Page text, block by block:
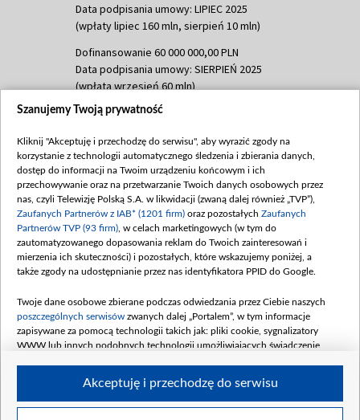
Data podpisania umowy: LIPIEC 2025
(wpłaty lipiec 160 mln, sierpień 10 mln)
Dofinansowanie 60 000 000,00 PLN
Data podpisania umowy: SIERPIEŃ 2025
(wpłata wrzesień 60 mln)
Dofinansowanie 635 783 051,21 PLN
(wpłata wrzesień 100 mln, październik 350
mln, listopad 265 mln)
Dofinansowanie 48 862 000,00 PLN
Data podpisania umowy: GRUDZIEŃ 2025
(wpłata grudzień 60,548 mln)
Dofinansowanie 900 000 000,00 PLN
Data podpisania umowy: LUTY 2026 (wpłata
kwiecień 180 mln, 7 maja 180 mln, 8
czerwca 90 mln)
Dofinansowanie 250 000 000,00 PLN
4 sierpnia 250 mln
Szanujemy Twoją prywatność
Kliknij "Akceptuję i przechodzę do serwisu", aby wyrazić zgody na
korzystanie z technologii automatycznego śledzenia i zbierania danych,
dostęp do informacji na Twoim urządzeniu końcowym i ich
przechowywanie oraz na przetwarzanie Twoich danych osobowych przez
nas, czyli Telewizję Polską S.A. w likwidacji (zwaną dalej również „TVP”),
Zaufanych Partnerów z IAB* (1201 firm) oraz pozostałych Zaufanych
Partnerów TVP (93 firm) , w celach marketingowych (w tym do
zautomatyzowanego dopasowania reklam do Twoich zainteresowań i
mierzenia ich skuteczności) i pozostałych, które wskazujemy poniżej, a
także zgody na udostępnianie przez nas identyfikatora PPID do Google.
Twoje dane osobowe zbierane podczas odwiedzania przez Ciebie naszych
poszczególnych serwisów zwanych dalej „Portalem”, w tym informacje
zapisywane za pomocą technologii takich jak: pliki cookie, sygnalizatory
WWW lub innych podobnych technologii umożliwiających świadczenie
Akceptuję i przechodzę do serwisu